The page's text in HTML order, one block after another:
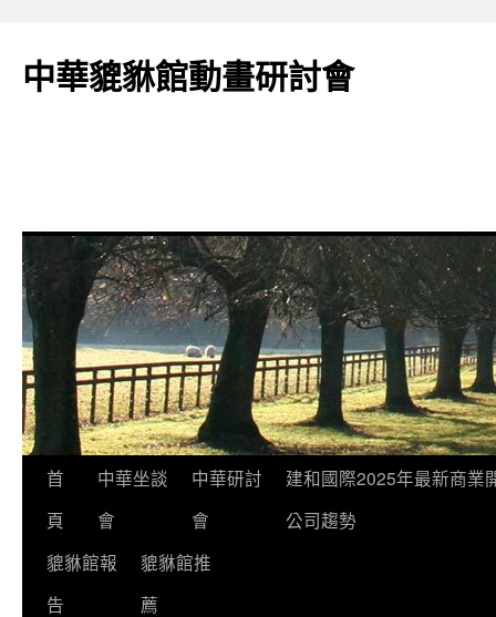
主
中華貔貅館動畫研討會
首
頁
中華坐談
會
中華研討
會
建和國際2025年最新商業
公司趨勢
貔貅館報
告
貔貅館推
薦